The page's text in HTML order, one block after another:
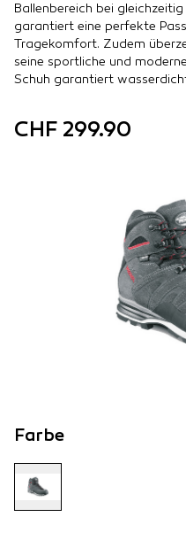
Ballenbereich bei
garantiert eine perfekte
Tragekomfort. Zudem
seine sportliche und
Schuh garantiert
CHF 299.90
Farbe